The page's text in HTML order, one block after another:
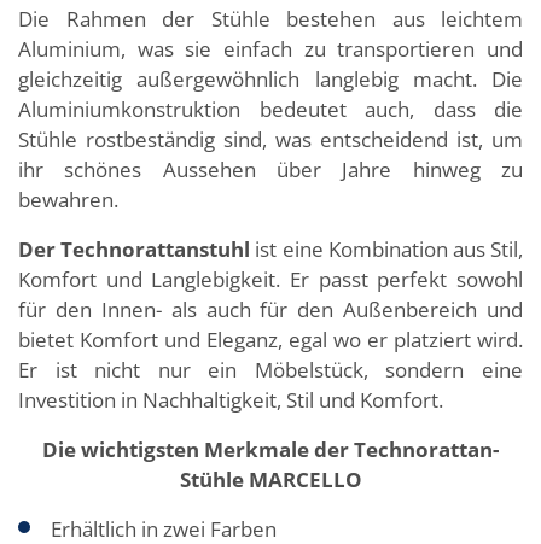
Die Rahmen der Stühle bestehen aus leichtem
Aluminium, was sie einfach zu transportieren und
gleichzeitig außergewöhnlich langlebig macht. Die
Aluminiumkonstruktion bedeutet auch, dass die
Stühle rostbeständig sind, was entscheidend ist, um
ihr schönes Aussehen über Jahre hinweg zu
bewahren.
Der Technorattanstuhl ist eine Kombination aus Stil,
Komfort und Langlebigkeit. Er passt perfekt sowohl
für den Innen- als auch für den Außenbereich und
bietet Komfort und Eleganz, egal wo er platziert wird.
Er ist nicht nur ein Möbelstück, sondern eine
Investition in Nachhaltigkeit, Stil und Komfort.
Die wichtigsten Merkmale der Technorattan-
Stühle MARCELLO
Erhältlich in zwei Farben